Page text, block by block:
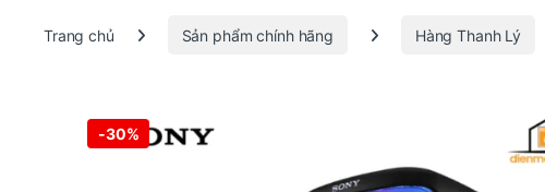
Trang chủ Sản phẩm chính hãng Hàng Thanh Lý
-30%